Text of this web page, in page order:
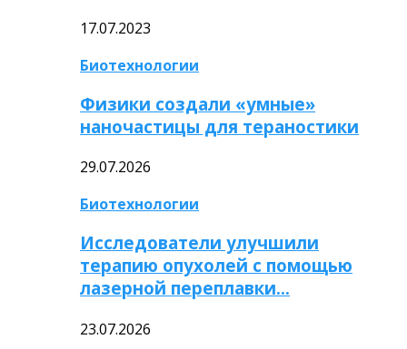
17.07.2023
Биотехнологии
Физики создали «умные»
наночастицы для тераностики
29.07.2026
Биотехнологии
Исследователи улучшили
терапию опухолей с помощью
лазерной переплавки…
23.07.2026